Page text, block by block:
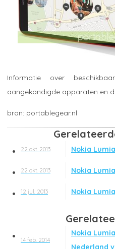
Informatie over
aangekondigde apparaten en
portablegear.nl
22 okt. 2013 Nokia
22 okt. 2013 Nokia
12 jul. 2013 Nokia
14 feb. 2014
Nokia
Nederland